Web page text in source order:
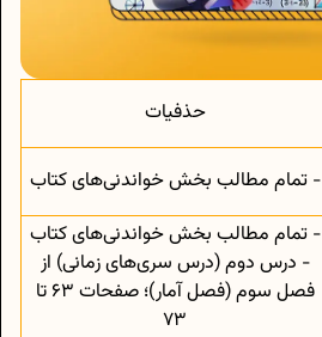
حذفیات
- تمام مطالب بخش خواندنی‌های کتاب
- تمام مطالب بخش خواندنی‌های کتاب
- درس دوم (درس سری‌های زمانی) از
فصل سوم (فصل آمار)؛ صفحات 63 تا
73